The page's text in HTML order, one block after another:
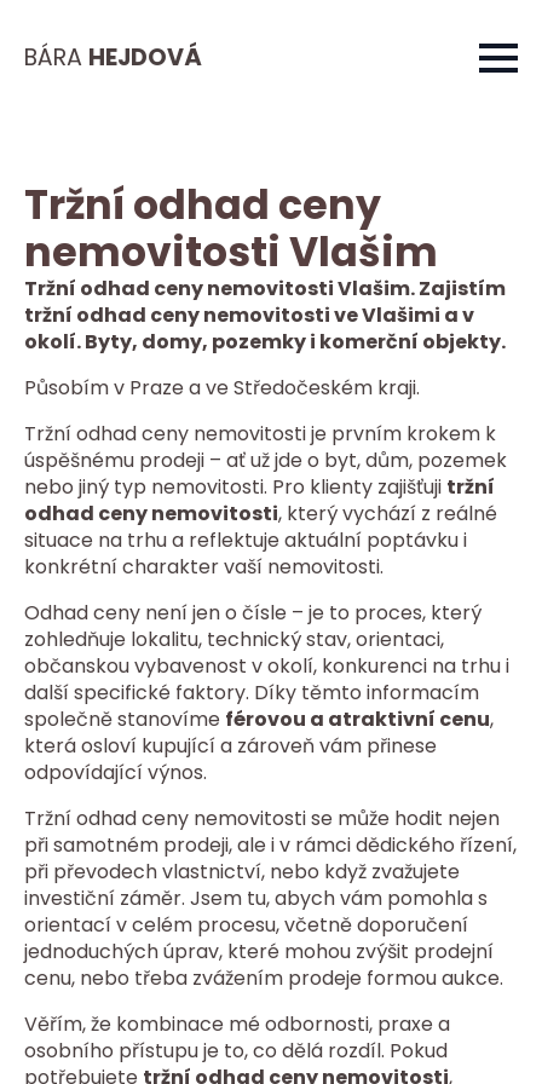
BÁRA HEJDOVÁ
Tržní odhad ceny
nemovitosti Vlašim
Tržní odhad ceny nemovitosti Vlašim. Zajistím
tržní odhad ceny nemovitosti ve Vlašimi a v
okolí. Byty, domy, pozemky i komerční objekty.
Působím v Praze a ve Středočeském kraji.
Tržní odhad ceny nemovitosti je prvním krokem k
úspěšnému prodeji – ať už jde o byt, dům, pozemek
nebo jiný typ nemovitosti. Pro klienty zajišťuji tržní
odhad ceny nemovitosti, který vychází z reálné
situace na trhu a reflektuje aktuální poptávku i
konkrétní charakter vaší nemovitosti.
Odhad ceny není jen o čísle – je to proces, který
zohledňuje lokalitu, technický stav, orientaci,
občanskou vybavenost v okolí, konkurenci na trhu i
další specifické faktory. Díky těmto informacím
společně stanovíme férovou a atraktivní cenu,
která osloví kupující a zároveň vám přinese
odpovídající výnos.
Tržní odhad ceny nemovitosti se může hodit nejen
při samotném prodeji, ale i v rámci dědického řízení,
při převodech vlastnictví, nebo když zvažujete
investiční záměr. Jsem tu, abych vám pomohla s
orientací v celém procesu, včetně doporučení
jednoduchých úprav, které mohou zvýšit prodejní
cenu, nebo třeba zvážením prodeje formou aukce.
Věřím, že kombinace mé odbornosti, praxe a
osobního přístupu je to, co dělá rozdíl. Pokud
potřebujete tržní odhad ceny nemovitosti,